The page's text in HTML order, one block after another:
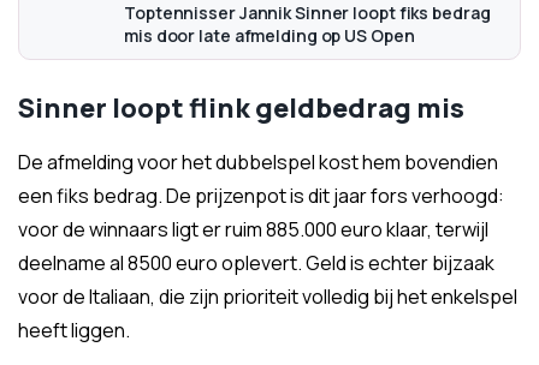
Toptennisser Jannik Sinner loopt fiks bedrag
mis door late afmelding op US Open
Sinner loopt flink geldbedrag mis
De afmelding voor het dubbelspel kost hem bovendien
een fiks bedrag. De prijzenpot is dit jaar fors verhoogd:
voor de winnaars ligt er ruim 885.000 euro klaar, terwijl
deelname al 8500 euro oplevert. Geld is echter bijzaak
voor de Italiaan, die zijn prioriteit volledig bij het enkelspel
heeft liggen.